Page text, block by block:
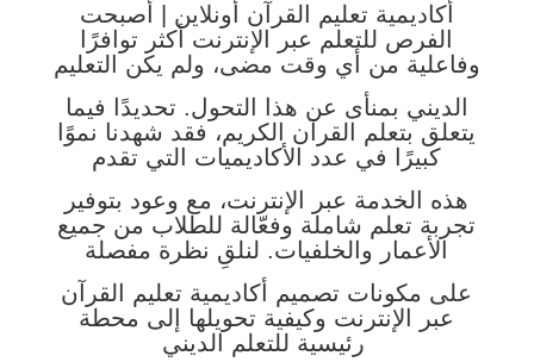
أكاديمية تعليم القرآن أونلاين |
أصبحت
الفرص للتعلم عبر الإنترنت أكثر توافرًا
وفاعلية من أي وقت مضى، ولم يكن التعليم
الديني بمنأى عن هذا التحول. تحديدًا فيما
يتعلق بتعلم القرآن الكريم، فقد شهدنا نموًا
كبيرًا في عدد الأكاديميات التي تقدم
هذه الخدمة عبر الإنترنت، مع وعود بتوفير
تجربة تعلم شاملة وفعّالة للطلاب من جميع
الأعمار والخلفيات. لنلقِ نظرة مفصلة
على مكونات تصميم أكاديمية تعليم القرآن
عبر الإنترنت وكيفية تحويلها إلى محطة